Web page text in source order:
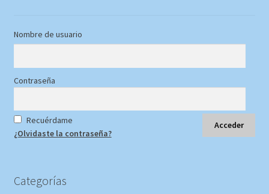
Nombre de usuario
Contraseña
Recuérdame
¿Olvidaste la contraseña?
Categorías